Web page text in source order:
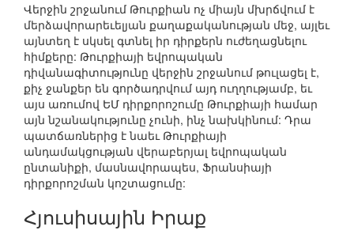
Վերջին շրջանում Թուրքիան ոչ միայն մխրճվում է
մերձավորարեւելյան քաղաքականության մեջ, այլեւ
այնտեղ է սկսել գտնել իր դիրքերն ուժեղացնելու
հիմքերը: Թուրքիայի եվրոպական
դիվանագիտությունը վերջին շրջանում թուլացել է,
քիչ ջանքեր են գործադրվում այդ ուղղությամբ, եւ
այս առումով ԵՄ դիրքորոշումը Թուրքիայի համար
այն նշանակությունը չունի, ինչ նախկինում: Դրա
պատճառներից է նաեւ Թուրքիայի
անդամակցության վերաբերյալ եվրոպական
ընտանիքի, մասնավորապես, Ֆրանսիայի
դիրքորոշման կոշտացումը:
Հյուսիսային Իրաք